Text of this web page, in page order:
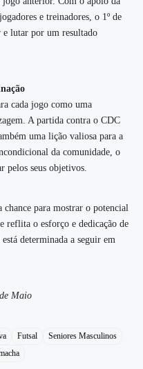
e treinadores, o 1º de
e lutar por um resultado
cada jogo como uma
A partida contra o CDC
uma lição valiosa para a
da comunidade, o
pelos seus objetivos.
para mostrar o potencial
reflita o esforço e dedicação de
determinada a seguir em
Maio
Futsal
Seniores Masculinos